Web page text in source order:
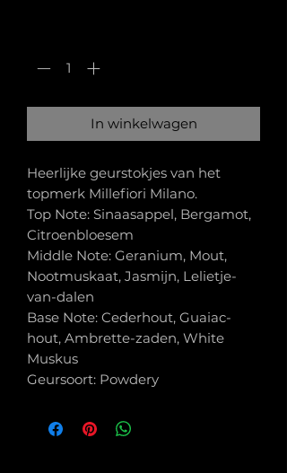
In winkelwagen
Heerlijke geurstokjes van het
topmerk Millefiori Milano.
Top Note: Sinaasappel, Bergamot,
Citroenbloesem
Middle Note: Geranium, Mout,
Nootmuskaat, Jasmijn, Lelietje-
van-dalen
Base Note: Cederhout, Guaiac-
hout, Ambrette-zaden, White
Muskus
Geursoort: Powdery